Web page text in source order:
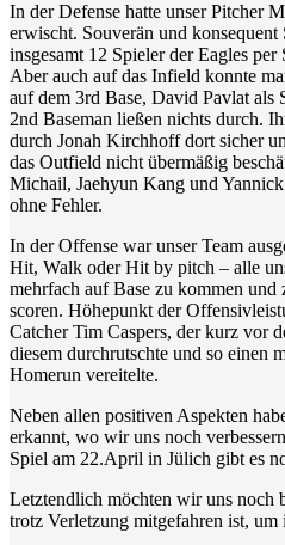
In der Defense hatte unser Pitcher
erwischt. Souverän und
insgesamt 12 Spieler der Eagles
Aber auch auf das Infield konnte
auf dem 3rd Base, David Pavlat als
2nd Baseman ließen nichts durch.
durch Jonah Kirchhoff dort sicher
das Outfield nicht übermäßig
Michail, Jaehyun Kang und
ohne Fehler.
In der Offense war unser Team
Hit, Walk oder Hit by pitch – alle
mehrfach auf Base zu kommen und
scoren. Höhepunkt der
Catcher Tim Caspers, der kurz vor
diesem durchrutschte und so einen
Homerun vereitelte.
Neben allen positiven Aspekten
erkannt, wo wir uns noch
Spiel am 22.April in Jülich gibt es
Letztendlich möchten wir uns noch
trotz Verletzung mitgefahren ist,